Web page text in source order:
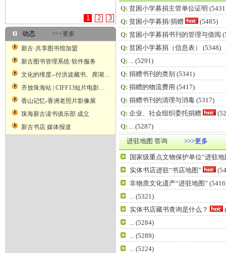
1 2 3
动态 >>>更多
新古·共享图书馆加盟
新古图书管理系统·软件服务
文化的维度--付洪波藏书、席湖藏书票艺术二人展
齐放珠海站 | CIFF13短片电影展映
香山记忆-香洲老照片影像展
珠海新古读书俱乐部 成立
新古书店 媒体报道
Q: 贫困小学募捐主管单位证明
Q: 贫困小学募捐/捐赠
(5485)
Q: 贫困小学募捐书刊的管理与借阅
Q: 贫困小学募捐（信息表）
(5348)
Q: ... (5291)
Q: 捐赠书刊的类别 (5341)
Q: 捐赠的物流费用 (5417)
Q: 捐赠书刊的清理与消毒 (5317)
Q: 企业、社会组织委托捐赠
Q: ... (5287)
进驻地图 答询
>>>更多
国家级重点文物保护单位“进驻地
实体书店进驻“书店地图”
非物质文化遗产“进驻地图”
... (5321)
实体书店藏书查询是什么？
... (5284)
... (5289)
... (5224)